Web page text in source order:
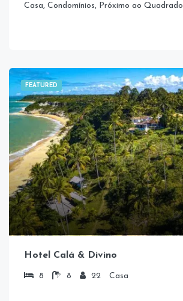
Casa, Condomínios, Próximo ao Quadrado
FEATURED
Hotel Calá & Divino
8 8 22 Casa